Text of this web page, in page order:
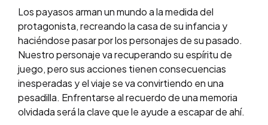
Los payasos arman un mundo a la medida del
protagonista, recreando la casa de su infancia y
haciéndose pasar por los personajes de su pasado.
Nuestro personaje va recuperando su espíritu de
juego, pero sus acciones tienen consecuencias
inesperadas y el viaje se va convirtiendo en una
pesadilla. Enfrentarse al recuerdo de una memoria
olvidada será la clave que le ayude a escapar de ahí.